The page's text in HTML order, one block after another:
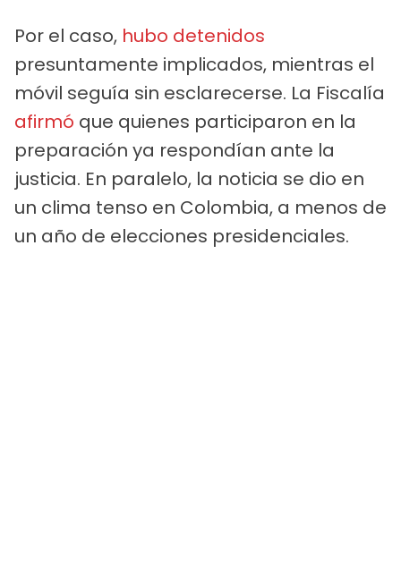
Por el caso, hubo detenidos
presuntamente implicados, mientras el
móvil seguía sin esclarecerse. La Fiscalía
afirmó que quienes participaron en la
preparación ya respondían ante la
justicia. En paralelo, la noticia se dio en
un clima tenso en Colombia, a menos de
un año de elecciones presidenciales.